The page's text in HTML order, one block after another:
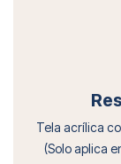
Tela acrílica
(Solo aplica